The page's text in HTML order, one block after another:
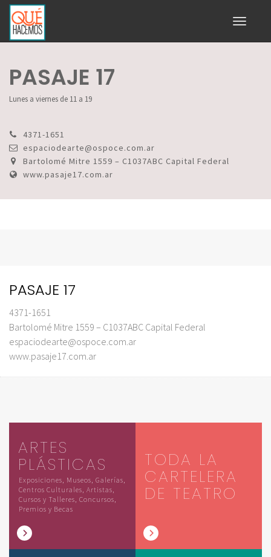
Toggle
PASAJE 17
Lunes a viernes de 11 a 19
4371-1651
espaciodearte@ospoce.com.ar
Bartolomé Mitre 1559 – C1037ABC Capital Federal
www.pasaje17.com.ar
PASAJE 17
4371-1651
Bartolomé Mitre 1559 – C1037ABC Capital Federal
espaciodearte@ospoce.com.ar
www.pasaje17.com.ar
ARTES
PLÁSTICAS
Exposiciones, Museos, Galerías,
Centros Culturales, Artistas,
Cursos y Talleres, Concursos,
Premios y Becas
TODA LA
CARTELERA
DE TEATRO